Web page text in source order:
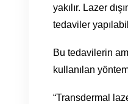
yakılır. Lazer
tedaviler
Bu tedavilerin
kullanılan
“Transdermal